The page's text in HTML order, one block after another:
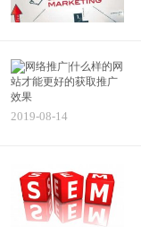
2019-08-14